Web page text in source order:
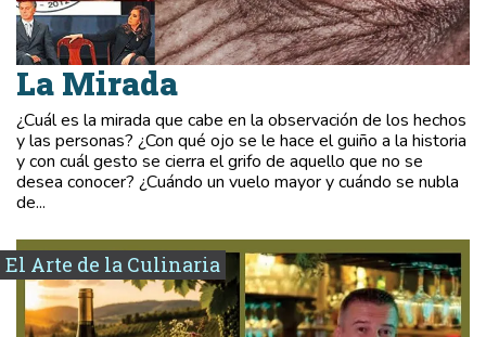
La Mirada
¿Cuál es la mirada que cabe en la observación de los hechos
y las personas? ¿Con qué ojo se le hace el guiño a la historia
y con cuál gesto se cierra el grifo de aquello que no se
desea conocer? ¿Cuándo un vuelo mayor y cuándo se nubla
de...
El Arte de la Culinaria